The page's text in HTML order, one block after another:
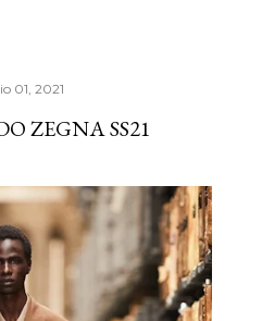
01, 2021
ZEGNA SS21